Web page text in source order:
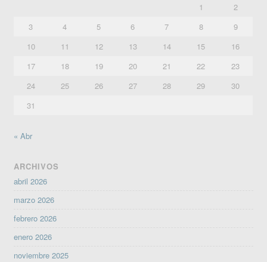
1
2
3
4 5 6 7 8
9
10
11 12 13 14 15
16
17
18 19 20 21 22
23
24
25 26 27 28 29
30
31
« Abr
ARCHIVOS
abril 2026
marzo 2026
febrero 2026
enero 2026
noviembre 2025